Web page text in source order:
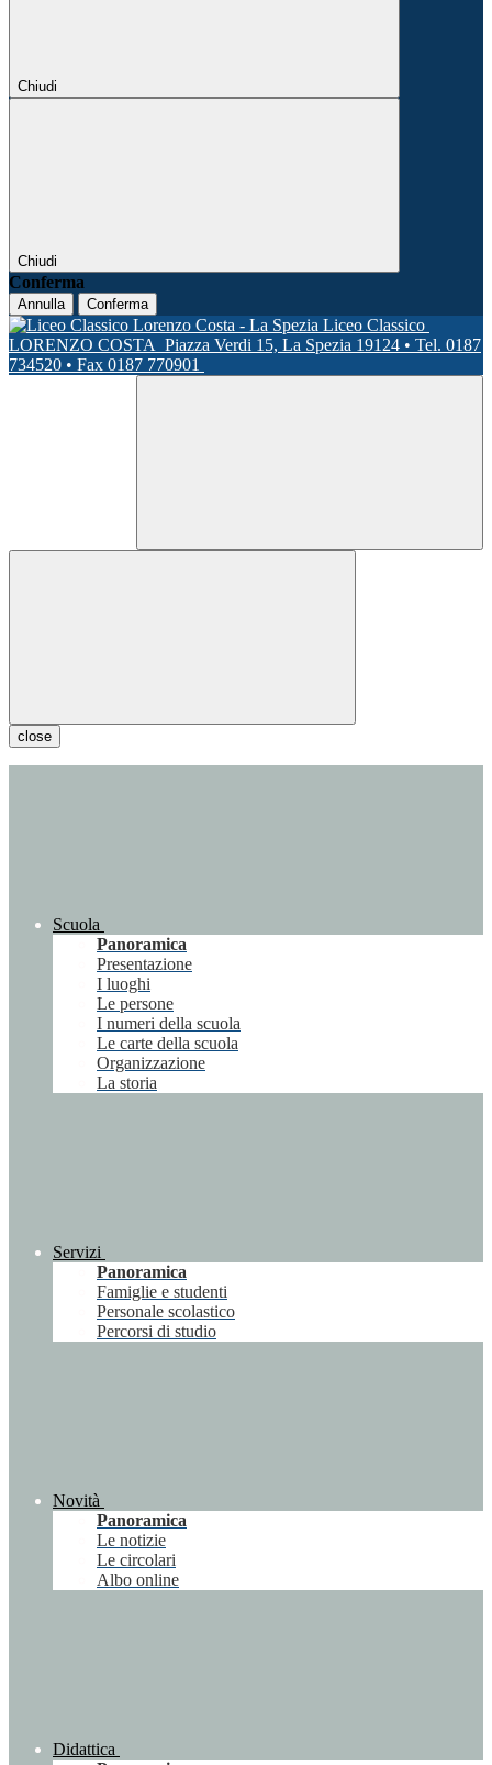
Chiudi
Chiudi
Conferma
Annulla Conferma
Liceo Classico
LORENZO COSTA Piazza Verdi 15, La Spezia 19124 • Tel. 0187
734520 • Fax 0187 770901
close
Scuola
Panoramica
Presentazione
I luoghi
Le persone
I numeri della scuola
Le carte della scuola
Organizzazione
La storia
Servizi
Panoramica
Famiglie e studenti
Personale scolastico
Percorsi di studio
Novità
Panoramica
Le notizie
Le circolari
Albo online
Didattica